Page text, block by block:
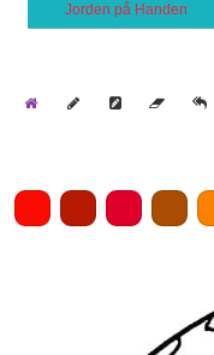
Jorden på Handen